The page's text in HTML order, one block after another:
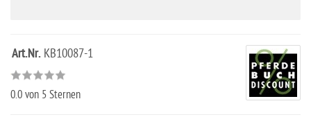
Art.Nr. KB10087-1
0.0 von 5 Sternen